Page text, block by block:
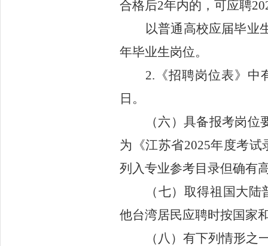
合格后2年内的，可应聘20
以普通高校应届毕业
年毕业生岗位。
2. 《招聘岗位表》 中
日。
（六） 具备报考岗位
为《江苏省2025年度考试
列入专业参考目录但确有
（七） 取得祖国大陆
他台湾居民应聘时按国家
（八） 有下列情形之